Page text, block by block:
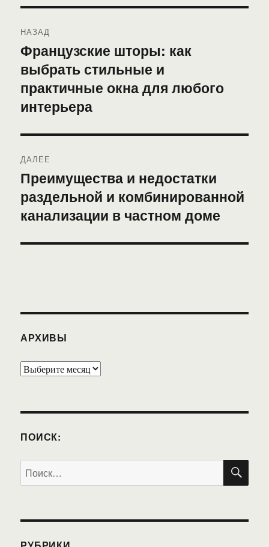
по
записям
НАЗАД
Предыдущая
запись:
Французские шторы: как
выбрать стильные и
практичные окна для любого
интерьера
ДАЛЕЕ
Следующая
запись:
Преимущества и недостатки
раздельной и комбинированной
канализации в частном доме
АРХИВЫ
Архивы
ПОИСК:
Искать: